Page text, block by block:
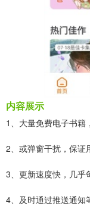
内容展示
1、大量免费电子书籍
2、或弹窗干扰，保证
3、更新速度快，几乎
4、及时通过推送通知